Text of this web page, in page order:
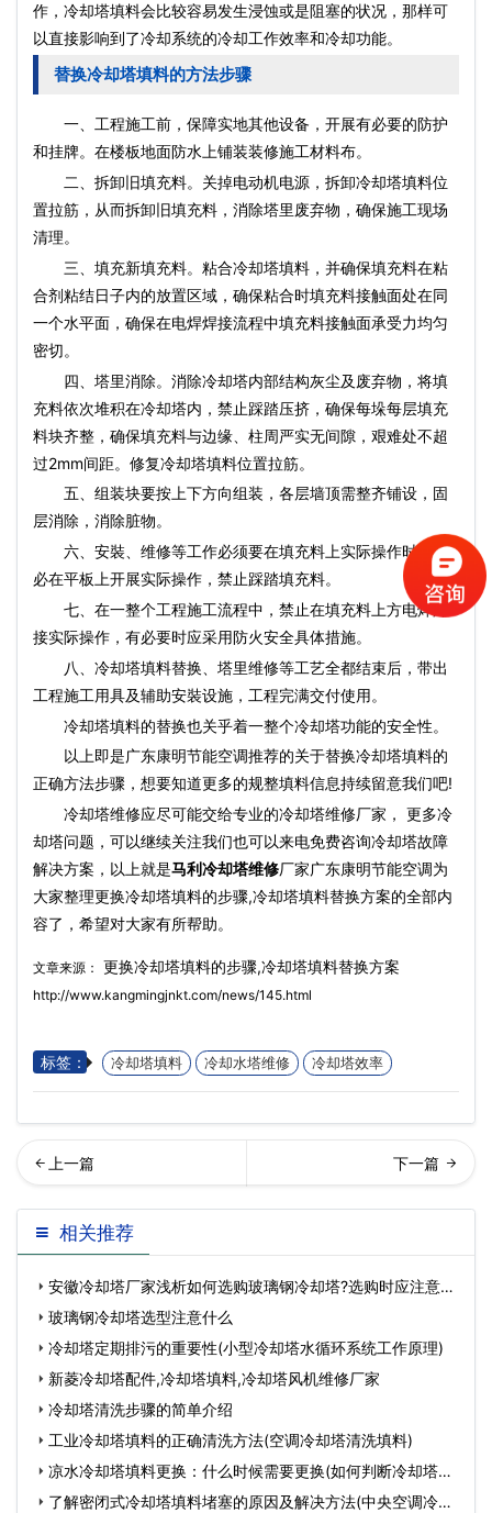
作，冷却塔填料会比较容易发生浸蚀或是阻塞的状况，那样可
以直接影响到了冷却系统的冷却工作效率和冷却功能。
替换冷却塔填料的方法步骤
一、工程施工前，保障实地其他设备，开展有必要的防护
和挂牌。在楼板地面防水上铺装装修施工材料布。
二、拆卸旧填充料。关掉电动机电源，拆卸冷却塔填料位
置拉筋，从而拆卸旧填充料，消除塔里废弃物，确保施工现场
清理。
三、填充新填充料。粘合冷却塔填料，并确保填充料在粘
合剂粘结日子内的放置区域，确保粘合时填充料接触面处在同
一个水平面，确保在电焊焊接流程中填充料接触面承受力均匀
密切。
四、塔里消除。消除冷却塔内部结构灰尘及废弃物，将填
充料依次堆积在冷却塔内，禁止踩踏压挤，确保每垛每层填充
料块齐整，确保填充料与边缘、柱周严实无间隙，艰难处不超
过2mm间距。修复冷却塔填料位置拉筋。
五、组装块要按上下方向组装，各层墙顶需整齐铺设，固
层消除，消除脏物。
六、安裝、维修等工作必须要在填充料上实际操作时，务
必在平板上开展实际操作，禁止踩踏填充料。
七、在一整个工程施工流程中，禁止在填充料上方电焊焊
接实际操作，有必要时应采用防火安全具体措施。
八、冷却塔填料替换、塔里维修等工艺全都结束后，带出
工程施工用具及辅助安裝设施，工程完满交付使用。
冷却塔填料的替换也关乎着一整个冷却塔功能的安全性。
以上即是广东康明节能空调推荐的关于替换冷却塔填料的
正确方法步骤，想要知道更多的规整填料信息持续留意我们吧!
冷却塔维修应尽可能交给专业的冷却塔维修厂家， 更多冷
却塔问题，可以继续关注我们也可以来电免费咨询冷却塔故障
解决方案，以上就是马利冷却塔维修厂家广东康明节能空调为
大家整理更换冷却塔填料的步骤,冷却塔填料替换方案的全部内
容了，希望对大家有所帮助。
文章来源： 更换冷却塔填料的步骤,冷却塔填料替换方案
http://www.kangmingjnkt.com/news/145.html
标签： 冷却塔填料 冷却水塔维修 冷却塔效率
却塔设计、安装地方的注意
事项…
季使用闭式冷却塔注意什么,
冬季闭式冷却塔防冻
相关推荐
安徽冷却塔厂家浅析如何选购玻璃钢冷却塔?选购时应注意什
么 玻璃钢冷却塔选型注意什么
冷却塔定期排污的重要性(小型冷却塔水循环系统工作原理)
新菱冷却塔配件,冷却塔填料,冷却塔风机维修厂家
冷却塔清洗步骤的简单介绍
工业冷却塔填料的正确清洗方法(空调冷却塔清洗填料)
凉水冷却塔填料更换：什么时候需要更换(如何判断冷却塔设
备好了解密闭式冷却塔填料堵塞的原因及解决方法(中央空调冷却